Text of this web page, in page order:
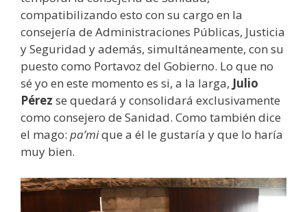
compatibilizando esto con su cargo en la
consejería de Administraciones Públicas, Justicia
y Seguridad y además, simultáneamente, con su
puesto como Portavoz del Gobierno. Lo que no
sé yo en este momento es si, a la larga, Julio
Pérez se quedará y consolidará exclusivamente
como consejero de Sanidad. Como también dice
el mago: pa’mique a él le gustaría y que lo haría
muy bien.